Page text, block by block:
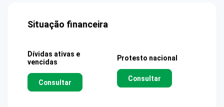
Situação financeira
Dívidas ativas e
vencidas
Consultar
Protesto nacional
Consultar